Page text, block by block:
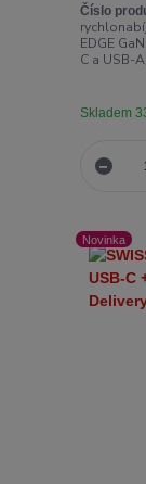
Číslo
EDGE
C a USB-
Skladem
Novinka